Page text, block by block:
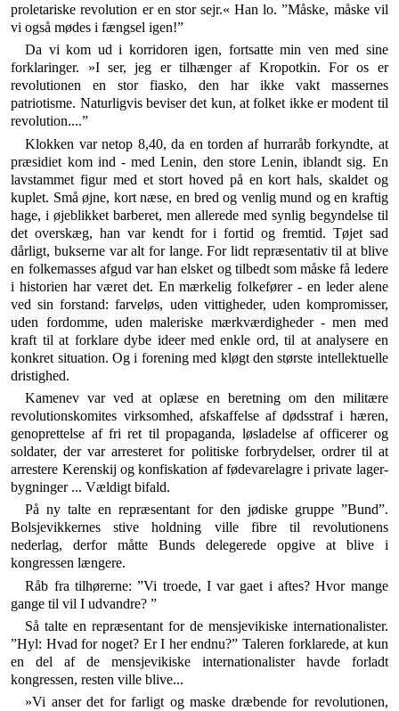
proletariske revolution er en stor sejr.« Han lo. ”Måske, måske vil
vi også mødes i fængsel igen!”
Da vi kom ud i korridoren igen, fortsatte min ven med sine
forklaringer. »I ser, jeg er tilhænger af Kro­potkin. For os er
revolutionen en stor fiasko, den har ikke vakt massernes
patriotisme. Naturligvis beviser det kun, at folket ikke er modent til
revolution....”
Klokken var netop 8,40, da en torden af hurraråb forkyndte, at
præsidiet kom ind - med Lenin, den store Lenin, iblandt sig. En
lavstammet figur med et stort hoved på en kort hals, skaldet og
kuplet. Små øjne, kort næse, en bred og venlig mund og en kraftig
hage, i øjeblikket barberet, men allerede med synlig begyndelse til
det overskæg, han var kendt for i fortid og fremtid. Tøjet sad
dårligt, bukserne var alt for lange. For lidt repræsentativ til at blive
en folkemasses afgud var han elsket og tilbedt som måske få ledere
i histo­rien har været det. En mærkelig folkefører - en leder alene
ved sin forstand: farveløs, uden vittigheder, uden kompromisser,
uden fordomme, uden maleriske mærkværdigheder - men med
kraft til at forklare dybe ideer med enkle ord, til at analysere en
konkret situa­tion. Og i forening med kløgt den største intellektuelle
dristighed.
Kamenev var ved at oplæse en beretning om den mi­litære
revolutionskomites virksomhed, afskaffelse af dødsstraf i hæren,
genoprettelse af fri ret til propagan­da, løsladelse af officerer og
soldater, der var arresteret for politiske forbrydelser, ordrer til at
arrestere Keren­skij og konfiskation af fødevarelagre i private lager­
bygninger ... Vældigt bifald.
På ny talte en repræsentant for den jødiske gruppe ”Bund”.
Bolsjevikkernes stive holdning ville fibre til revolutionens
nederlag, derfor måtte Bunds delegerede opgive at blive i
kongressen længere.
Råb fra tilhørerne: ”Vi troede, I var gaet i aftes? Hvor mange
gange til vil I udvandre? ”
Så talte en repræsentant for de mensjevikiske inter­nationalister.
”Hyl: Hvad for noget? Er I her endnu?” Taleren forklarede, at kun
en del af de mensjevikiske internationalister havde forladt
kongressen, resten ville blive...
»Vi anser det for farligt og maske dræbende for re­volutionen,